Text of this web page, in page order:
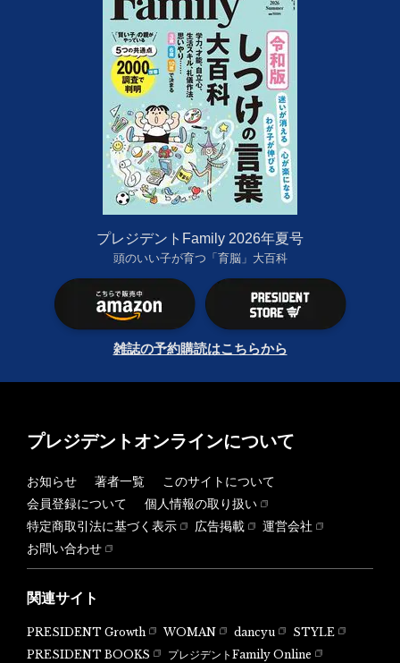
プレジデントFamily 2026年夏号
頭のいい子が育つ「育脳」大百科
雑誌の予約購読はこちらから
プレジデントオンラインについて
お知らせ 著者一覧
このサイトについて
会員登録について
個人情報の取り扱い
特定商取引法に基づく表示
広告掲載
運営会社
お問い合わせ
関連サイト
PRESIDENT Growth WOMAN dancyu
STYLE
PRESIDENT BOOKS
プレジデントFamily Online